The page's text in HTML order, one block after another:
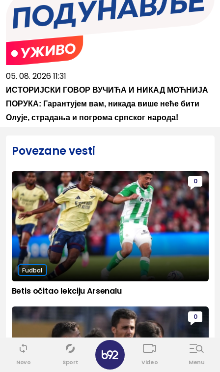
05. 08. 2026 11:31
ИСТОРИЈСКИ ГОВОР ВУЧИЋА И НИКАД МОЋНИЈА
ПОРУКА: Гарантујем вам, никада више неће бити
Олује, страдања и погрома српског народа!
Povezane vesti
0
Fudbal
Betis očitao lekciju Arsenalu
0
Novo Sport Video Menu
✕